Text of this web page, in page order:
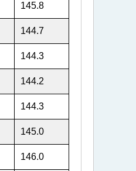
145.8
144.7
144.3
144.2
144.3
145.0
146.0